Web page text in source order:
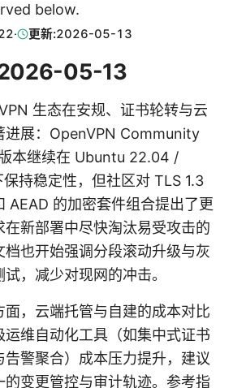
below.
· 更新:2026-05-13
05-13
生态在安规、证书轮转与云
进展：OpenVPN Community
本继续在 Ubuntu 22.04 /
持稳定性，但社区对 TLS 1.3
AEAD 的加密套件组合提出了更
在新部署中尽快淘汰易受攻击的
档也开始强调分段滚动升级与灰
，减少对现网的冲击。
，云端托管与自建的成本对比
运维自动化工具（如集中式证书
警聚合）成本压力提升，建议
变更管控与审计轨迹。参考指